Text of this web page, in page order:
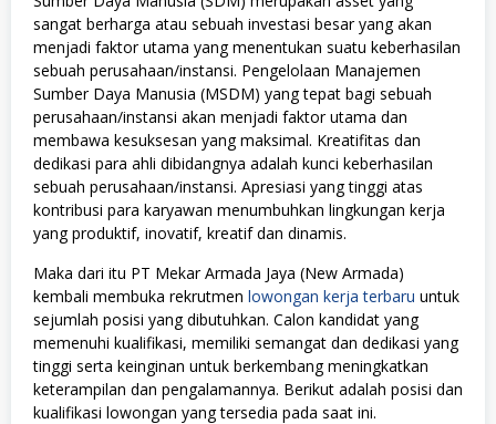
sangat berharga atau sebuah investasi besar yang akan
menjadi faktor utama yang menentukan suatu keberhasilan
sebuah perusahaan/instansi. Pengelolaan Manajemen
Sumber Daya Manusia (MSDM) yang tepat bagi sebuah
perusahaan/instansi akan menjadi faktor utama dan
membawa kesuksesan yang maksimal. Kreatifitas dan
dedikasi para ahli dibidangnya adalah kunci keberhasilan
sebuah perusahaan/instansi. Apresiasi yang tinggi atas
kontribusi para karyawan menumbuhkan lingkungan kerja
yang produktif, inovatif, kreatif dan dinamis.
Maka dari itu PT Mekar Armada Jaya (New Armada)
kembali membuka rekrutmen lowongan kerja terbaru untuk
sejumlah posisi yang dibutuhkan. Calon kandidat yang
memenuhi kualifikasi, memiliki semangat dan dedikasi yang
tinggi serta keinginan untuk berkembang meningkatkan
keterampilan dan pengalamannya. Berikut adalah posisi dan
kualifikasi lowongan yang tersedia pada saat ini.